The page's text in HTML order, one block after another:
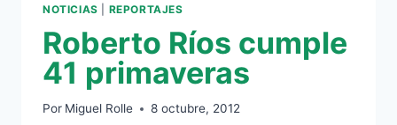
NOTICIAS REPORTAJES
Roberto Ríos cumple
41 primaveras
Por Miguel Rolle 8 octubre, 2012